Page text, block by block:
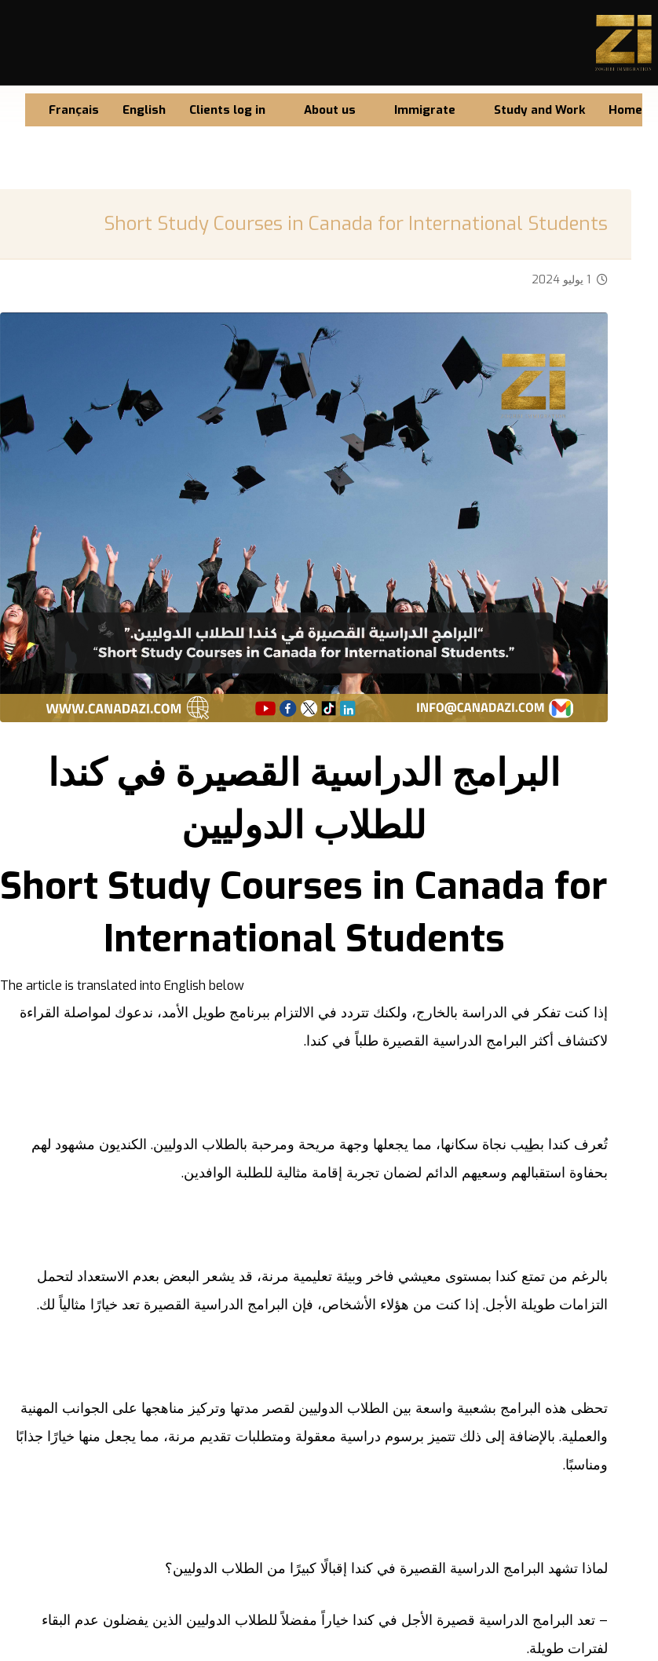
Home
Study and Work
Immigrate
About us
Clients log in
English
Français
Short Study Courses in Canada for International Students
1 يوليو 2024
البرامج الدراسية القصيرة في كندا
للطلاب الدوليين
Short Study Courses in Canada for
International Students
The article is translated into English below
إذا كنت تفكر في الدراسة بالخارج، ولكنك تتردد في الالتزام ببرنامج طويل الأمد، ندعوك لمواصلة القراءة
لاكتشاف أكثر البرامج الدراسية القصيرة طلباً في كندا.
تُعرف كندا بطِيب نجاة سكانها، مما يجعلها وجهة مريحة ومرحبة بالطلاب الدوليين. الكنديون مشهود لهم
بحفاوة استقبالهم وسعيهم الدائم لضمان تجربة إقامة مثالية للطلبة الوافدين.
بالرغم من تمتع كندا بمستوى معيشي فاخر وبيئة تعليمية مرنة، قد يشعر البعض بعدم الاستعداد لتحمل
التزامات طويلة الأجل. إذا كنت من هؤلاء الأشخاص، فإن البرامج الدراسية القصيرة تعد خيارًا مثالياً لك.
تحظى هذه البرامج بشعبية واسعة بين الطلاب الدوليين لقصر مدتها وتركيز مناهجها على الجوانب المهنية
والعملية. بالإضافة إلى ذلك تتميز برسوم دراسية معقولة ومتطلبات تقديم مرنة، مما يجعل منها خيارًا جذابًا
ومناسبًا.
لماذا تشهد البرامج الدراسية القصيرة في كندا إقبالًا كبيرًا من الطلاب الدوليين؟
– تعد البرامج الدراسية قصيرة الأجل في كندا خياراً مفضلاً للطلاب الدوليين الذين يفضلون عدم البقاء
لفترات طويلة.